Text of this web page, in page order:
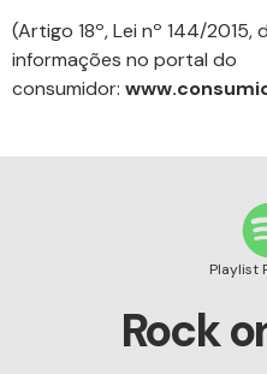
(Artigo 18º, Lei nº 144/2015,
informações no portal do
consumidor:
Playlist
Rock